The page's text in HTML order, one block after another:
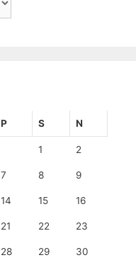
P S N
1 2
7 8 9
14 15 16
21 22 23
28 29 30